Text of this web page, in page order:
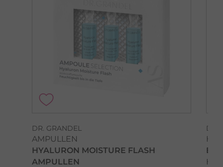
DR. GRANDEL
AMPULLEN
HYALURON MOISTURE FLASH
AMPULLEN
DR.